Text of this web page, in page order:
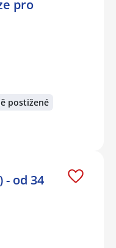
pro
postižené
od 34